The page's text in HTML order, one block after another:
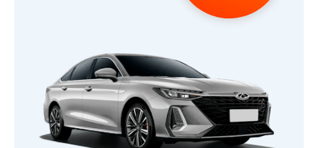
с 08:00 по 20:00, без выходных
Привольная улица, 2, к5
Перезвоните мне